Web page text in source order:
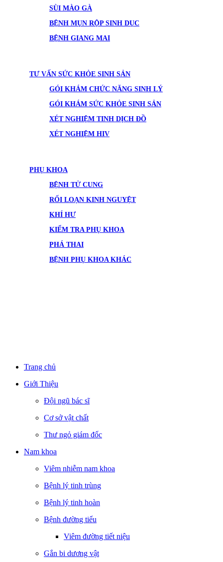
SÙI MÀO GÀ
BỆNH MỤN RỘP SINH DỤC
BỆNH GIANG MAI
TƯ VẤN SỨC KHỎE SINH SẢN
GÓI KHÁM CHỨC NĂNG SINH LÝ
GÓI KHÁM SỨC KHỎE SINH SẢN
XÉT NGHIỆM TINH DỊCH ĐỒ
XÉT NGHIỆM HIV
PHỤ KHOA
BỆNH TỬ CUNG
RỐI LOẠN KINH NGUYỆT
KHÍ HƯ
KIỂM TRA PHỤ KHOA
PHÁ THAI
BỆNH PHỤ KHOA KHÁC
Trang chủ
Giới Thiệu
Đội ngũ bác sĩ
Cơ sở vật chất
Thư ngỏ giám đốc
Nam khoa
Viêm nhiễm nam khoa
Bệnh lý tinh trùng
Bệnh lý tinh hoàn
Bệnh đường tiểu
Viêm đường tiết niệu
Gắn bi dương vật